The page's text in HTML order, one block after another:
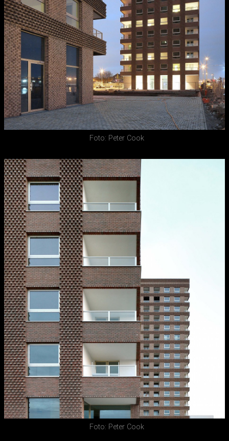
Foto: Peter Cook
Foto: Peter Cook